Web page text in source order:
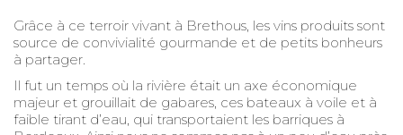
Grâce à ce terroir vivant à Brethous, les vins produits sont
source de convivialité gourmande et de petits bonheurs
à partager.
Il fut un temps où la rivière était un axe économique
majeur et grouillait de gabares, ces bateaux à voile et à
faible tirant d’eau, qui transportaient les barriques à